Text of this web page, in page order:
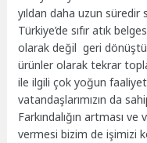
yıldan daha uzun
Türkiye’de sıfır atık
olarak değil geri
ürünler olarak tekrar
ile ilgili çok yoğun
vatandaşlarımızın da
Farkındalığın artması
vermesi bizim de işimizi